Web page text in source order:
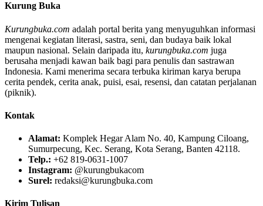
Kurung Buka
Kurungbuka.com adalah portal berita yang menyuguhkan informasi
mengenai kegiatan literasi, sastra, seni, dan budaya baik lokal
maupun nasional. Selain daripada itu, kurungbuka.com juga
berusaha menjadi kawan baik bagi para penulis dan sastrawan
Indonesia. Kami menerima secara terbuka kiriman karya berupa
cerita pendek, cerita anak, puisi, esai, resensi, dan catatan perjalanan
(piknik).
Kontak
Alamat: Komplek Hegar Alam No. 40, Kampung Ciloang,
Sumurpecung, Kec. Serang, Kota Serang, Banten 42118.
Telp.: +62 819-0631-1007
Instagram: @kurungbukacom
Surel: redaksi@kurungbuka.com
Kirim Tulisan